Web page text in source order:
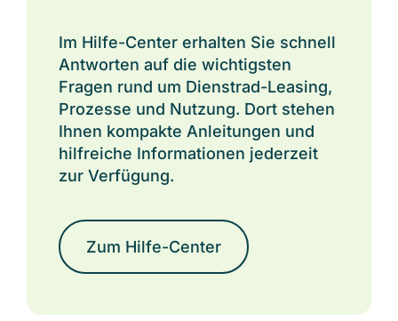
Im Hilfe-Center erhalten Sie schnell
Antworten auf die wichtigsten
Fragen rund um Dienstrad-Leasing,
Prozesse und Nutzung. Dort stehen
Ihnen kompakte Anleitungen und
hilfreiche Informationen jederzeit
zur Verfügung.
Zum Hilfe-Center